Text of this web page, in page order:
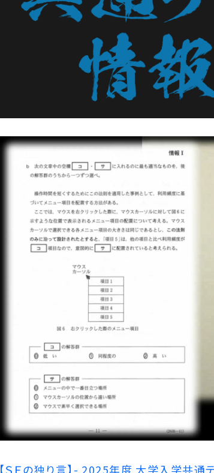
【ＳＥの独り言】- 2025年度 大学入学共通テ